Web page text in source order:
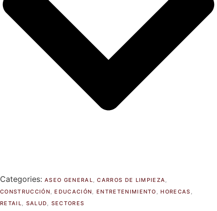
Categories: ASEO GENERAL,CARROS DE LIMPIEZA,
CONSTRUCCIÓN,EDUCACIÓN,ENTRETENIMIENTO ,HORECAS ,
RETAIL, SALUD, SECTORES